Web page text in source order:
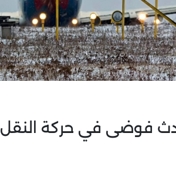
فوضى في حركة النقل